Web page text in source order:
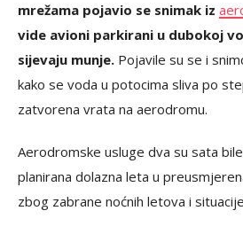
mrežama pojavio se snimak iz
vide avioni parkirani u dubokoj
sijevaju munje. Pojavile su se i
kako se voda u potocima sliva po
zatvorena vrata na aerodromu.
Aerodromske usluge dva su sata
planirana dolazna leta u
zbog zabrane noćnih letova i